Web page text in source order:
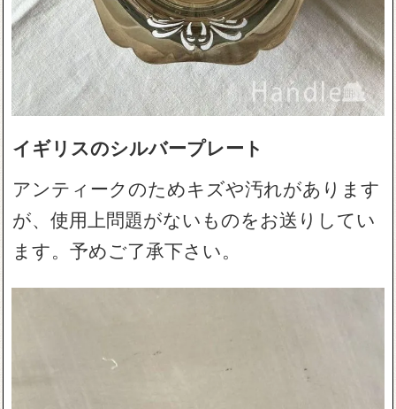
イギリスのシルバープレート
アンティークのためキズや汚れがあります
が、使用上問題がないものをお送りしてい
ます。予めご了承下さい。